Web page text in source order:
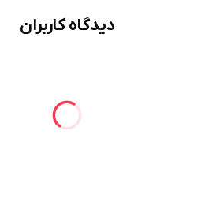
دیدگاه کاربران